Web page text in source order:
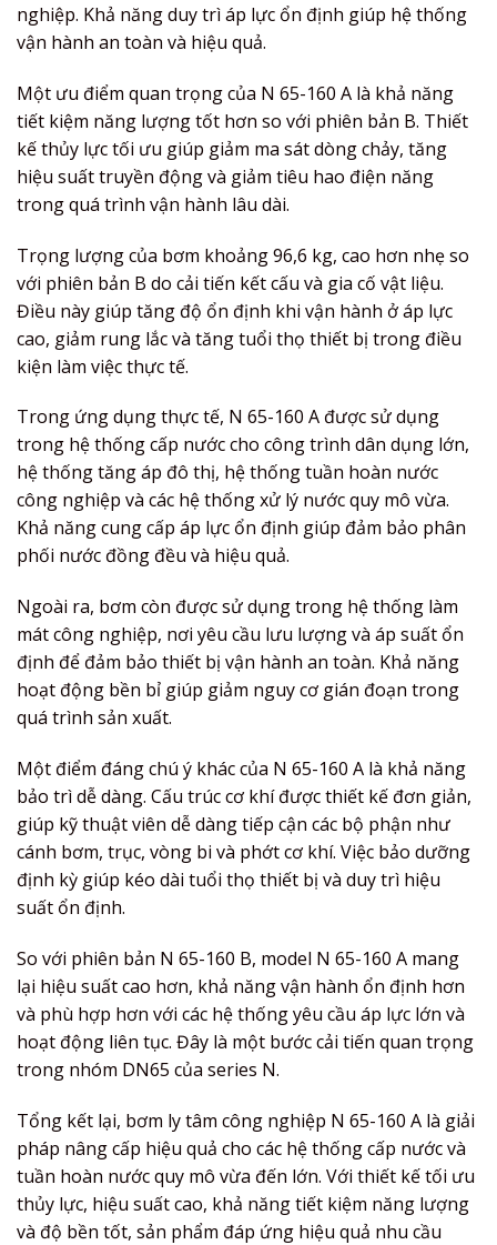
nghiệp. Khả năng duy trì áp lực ổn định giúp hệ thống
vận hành an toàn và hiệu quả.
Một ưu điểm quan trọng của N 65-160 A là khả năng
tiết kiệm năng lượng tốt hơn so với phiên bản B. Thiết
kế thủy lực tối ưu giúp giảm ma sát dòng chảy, tăng
hiệu suất truyền động và giảm tiêu hao điện năng
trong quá trình vận hành lâu dài.
Trọng lượng của bơm khoảng 96,6 kg, cao hơn nhẹ so
với phiên bản B do cải tiến kết cấu và gia cố vật liệu.
Điều này giúp tăng độ ổn định khi vận hành ở áp lực
cao, giảm rung lắc và tăng tuổi thọ thiết bị trong điều
kiện làm việc thực tế.
Trong ứng dụng thực tế, N 65-160 A được sử dụng
trong hệ thống cấp nước cho công trình dân dụng lớn,
hệ thống tăng áp đô thị, hệ thống tuần hoàn nước
công nghiệp và các hệ thống xử lý nước quy mô vừa.
Khả năng cung cấp áp lực ổn định giúp đảm bảo phân
phối nước đồng đều và hiệu quả.
Ngoài ra, bơm còn được sử dụng trong hệ thống làm
mát công nghiệp, nơi yêu cầu lưu lượng và áp suất ổn
định để đảm bảo thiết bị vận hành an toàn. Khả năng
hoạt động bền bỉ giúp giảm nguy cơ gián đoạn trong
quá trình sản xuất.
Một điểm đáng chú ý khác của N 65-160 A là khả năng
bảo trì dễ dàng. Cấu trúc cơ khí được thiết kế đơn giản,
giúp kỹ thuật viên dễ dàng tiếp cận các bộ phận như
cánh bơm, trục, vòng bi và phớt cơ khí. Việc bảo dưỡng
định kỳ giúp kéo dài tuổi thọ thiết bị và duy trì hiệu
suất ổn định.
So với phiên bản N 65-160 B, model N 65-160 A mang
lại hiệu suất cao hơn, khả năng vận hành ổn định hơn
và phù hợp hơn với các hệ thống yêu cầu áp lực lớn và
hoạt động liên tục. Đây là một bước cải tiến quan trọng
trong nhóm DN65 của series N.
Tổng kết lại, bơm ly tâm công nghiệp N 65-160 A là giải
pháp nâng cấp hiệu quả cho các hệ thống cấp nước và
tuần hoàn nước quy mô vừa đến lớn. Với thiết kế tối ưu
thủy lực, hiệu suất cao, khả năng tiết kiệm năng lượng
và độ bền tốt, sản phẩm đáp ứng hiệu quả nhu cầu